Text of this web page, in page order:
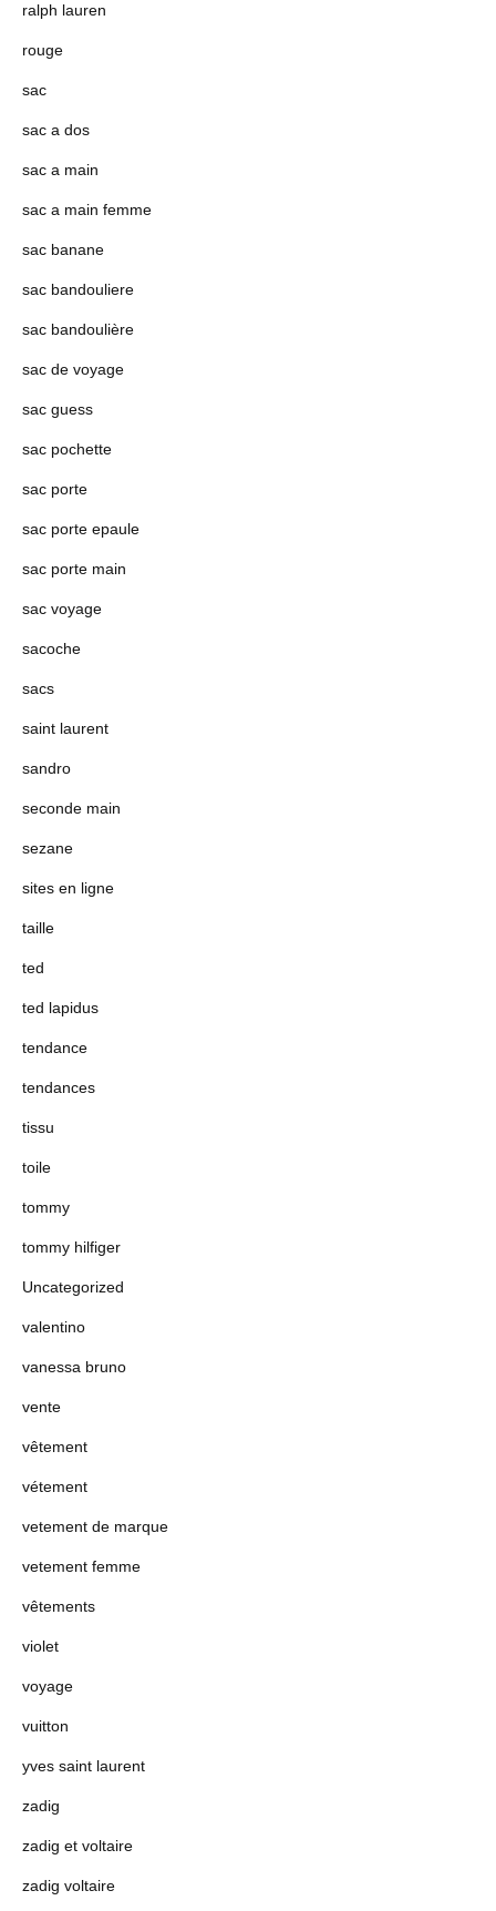
ralph lauren
rouge
sac
sac a dos
sac a main
sac a main femme
sac banane
sac bandouliere
sac bandoulière
sac de voyage
sac guess
sac pochette
sac porte
sac porte epaule
sac porte main
sac voyage
sacoche
sacs
saint laurent
sandro
seconde main
sezane
sites en ligne
taille
ted
ted lapidus
tendance
tendances
tissu
toile
tommy
tommy hilfiger
Uncategorized
valentino
vanessa bruno
vente
vêtement
vétement
vetement de marque
vetement femme
vêtements
violet
voyage
vuitton
yves saint laurent
zadig
zadig et voltaire
zadig voltaire